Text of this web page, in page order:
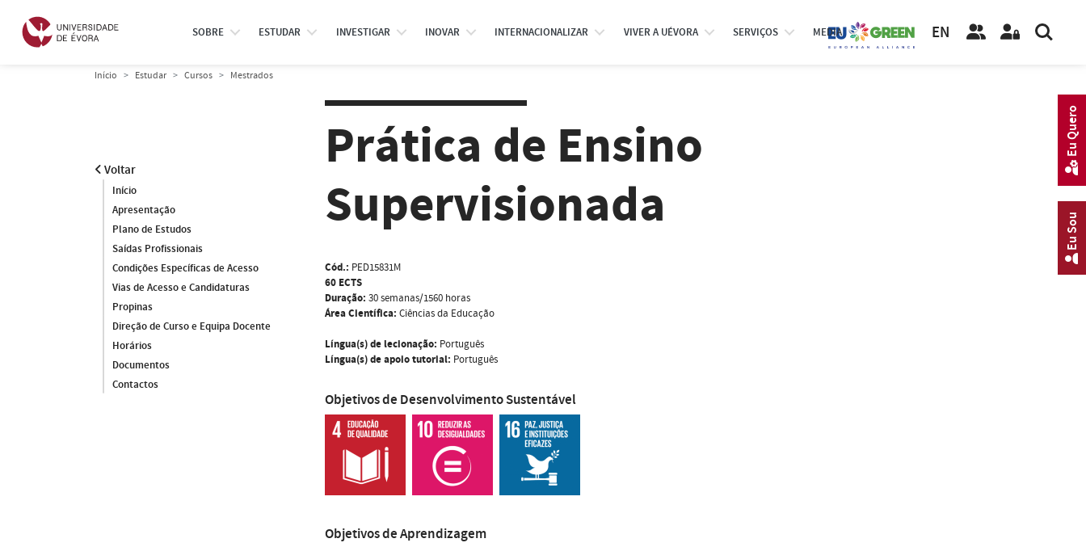
SOBRE ESTUDAR INVESTIGAR INOVAR INTERNACIONALIZAR VIVER A UÉVORA SERVIÇOS MEDIA EN
Início Estudar Cursos Mestrados
Voltar
Início
Apresentação
Plano de Estudos
Saídas Profissionais
Condições Específicas de Acesso
Vias de Acesso e Candidaturas
Propinas
Direção de Curso e Equipa Docente
Horários
Documentos
Contactos
Prática de Ensino
Supervisionada
Cód.: PED15831M
60 ECTS
Duração: 30 semanas/1560 horas
Área Científica: Ciências da Educação
Língua(s) de lecionação: Português
Língua(s) de apoio tutorial: Português
Objetivos de Desenvolvimento Sustentável
Objetivos de Aprendizagem
Eu Sou
Eu Quero